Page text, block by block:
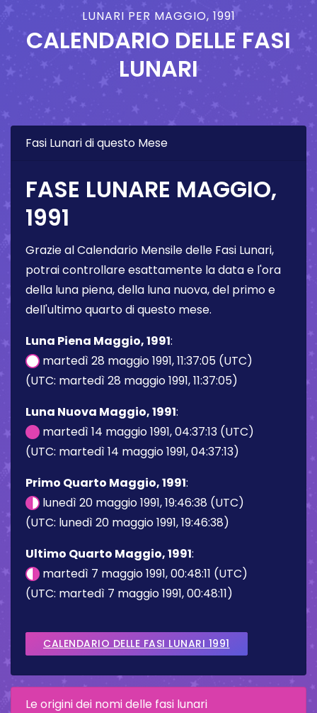
LUNARI PER MAGGIO, 1991
CALENDARIO DELLE FASI
LUNARI
Fasi Lunari di questo Mese
FASE LUNARE MAGGIO,
1991
Grazie al Calendario Mensile delle Fasi Lunari,
potrai controllare esattamente la data e l'ora
della luna piena, della luna nuova, del primo e
dell'ultimo quarto di questo mese.
Luna Piena Maggio, 1991:
martedì 28 maggio 1991, 11:37:05 (UTC)
(UTC: martedì 28 maggio 1991, 11:37:05)
Luna Nuova Maggio, 1991:
martedì 14 maggio 1991, 04:37:13 (UTC)
(UTC: martedì 14 maggio 1991, 04:37:13)
Primo Quarto Maggio, 1991:
lunedì 20 maggio 1991, 19:46:38 (UTC)
(UTC: lunedì 20 maggio 1991, 19:46:38)
Ultimo Quarto Maggio, 1991:
martedì 7 maggio 1991, 00:48:11 (UTC)
(UTC: martedì 7 maggio 1991, 00:48:11)
CALENDARIO DELLE FASI LUNARI 1991
Le origini dei nomi delle fasi lunari